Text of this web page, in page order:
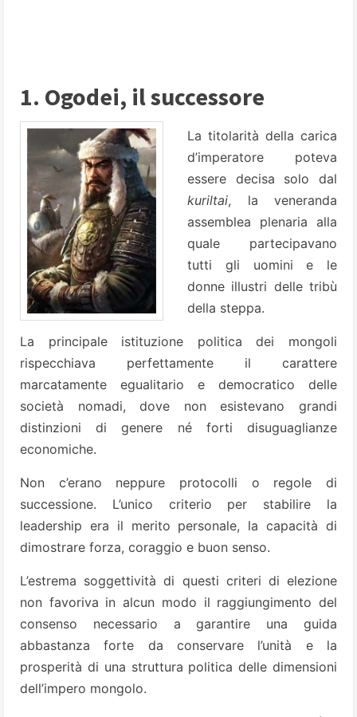
1. Ogodei, il successore
La titolarità della carica
d’imperatore poteva
essere decisa solo dal
kuriltai, la veneranda
assemblea plenaria alla
quale partecipavano
tutti gli uomini e le
donne illustri delle tribù
della steppa.
La principale istituzione politica dei mongoli
rispecchiava perfettamente il carattere
marcatamente egualitario e democratico delle
società nomadi, dove non esistevano grandi
distinzioni di genere né forti disuguaglianze
economiche.
Non c’erano neppure protocolli o regole di
successione. L’unico criterio per stabilire la
leadership era il merito personale, la capacità di
dimostrare forza, coraggio e buon senso.
L’estrema soggettività di questi criteri di elezione
non favoriva in alcun modo il raggiungimento del
consenso necessario a garantire una guida
abbastanza forte da conservare l’unità e la
prosperità di una struttura politica delle dimensioni
dell’impero mongolo.